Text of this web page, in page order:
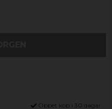
Öppet köp i 30 dagar